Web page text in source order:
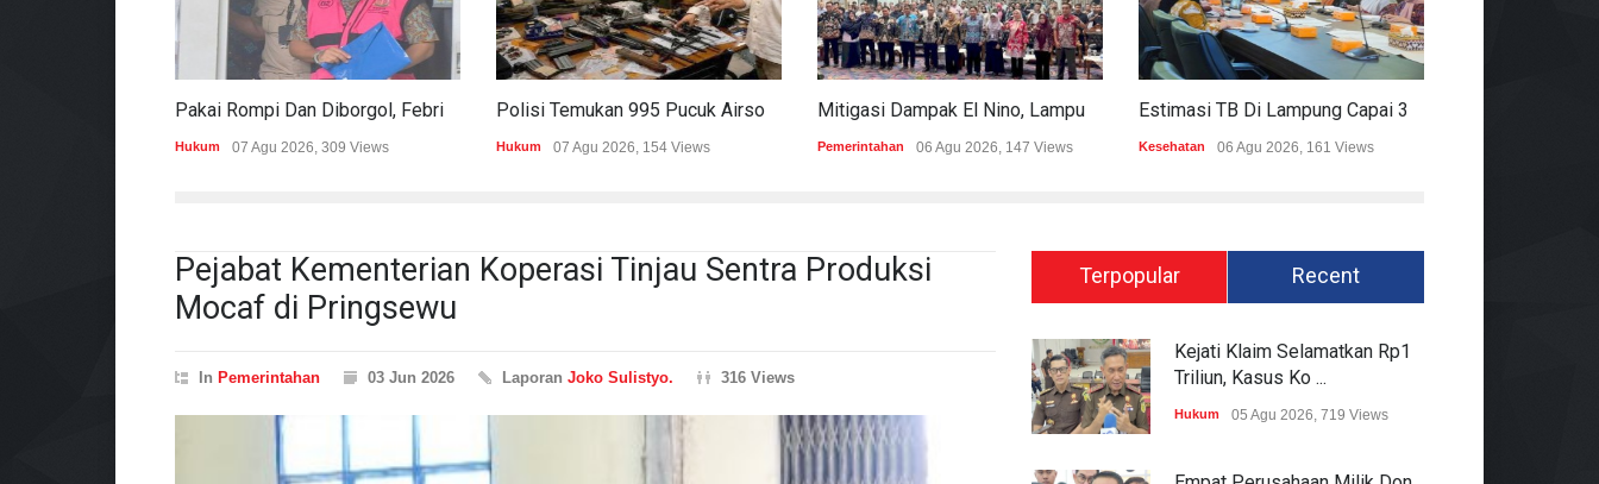
Hukum 07 Agu 2026, 309 Views Hukum 07 Agu 2026, 154 Views Pemerintahan 06 Agu 2026, 147 Views Kesehatan 06 Agu 2026, 161 Views
Pejabat Kementerian Koperasi Tinjau Sentra Produksi
Mocaf di Pringsewu
In Pemerintahan 03 Jun 2026 Laporan Joko Sulistyo. 316 Views
Terpopular Recent
Kejati Klaim Selamatkan Rp1
Triliun, Kasus Ko ...
Hukum 05 Agu 2026, 719 Views